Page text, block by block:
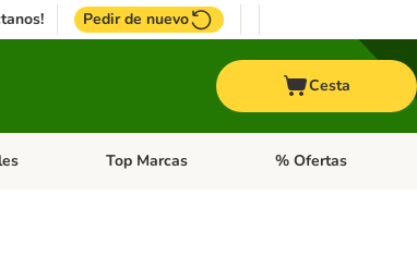
Pedir de nuevo
Cesta
+abierto: PájarosMenú de categoria abierto: Otros animales
Top Marcas Menú de categoria
% Ofertas